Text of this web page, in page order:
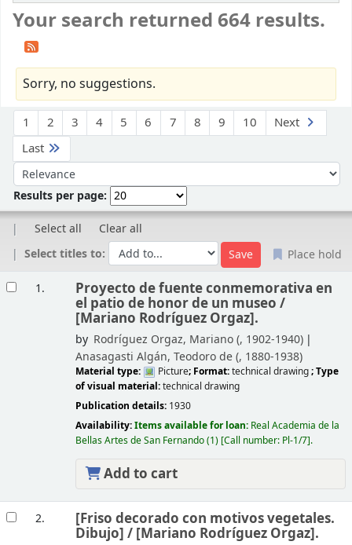
Your search returned 664 results.
Sorry, no suggestions.
1 2 3 4 5 6 7 8 9 10
Next
Last
Sort by:
Results per page:
Select all
Clear all
Select titles to:
Place hold
1. Proyecto de fuente conmemorativa en
el patio de honor de un museo /
[Mariano Rodríguez Orgaz].
by Rodríguez Orgaz, Mariano (, 1902-1940)
Anasagasti Algán, Teodoro de (, 1880-1938)
Material type: Picture; Format:technical drawing; Type
of visual material:technical drawing
Publication details: 1930
Availability:Items available for loan: Real Academia de la
Bellas Artes de San Fernando(1) Call number: Pl-1/7 .
Add to cart
2. [Friso decorado con motivos vegetales.
Dibujo] / [Mariano Rodríguez Orgaz].